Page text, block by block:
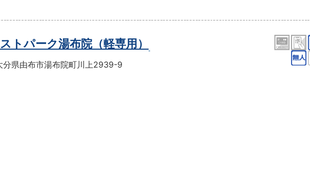
トパーク湯布院（軽専用）
分県由布市湯布院町川上2939-9